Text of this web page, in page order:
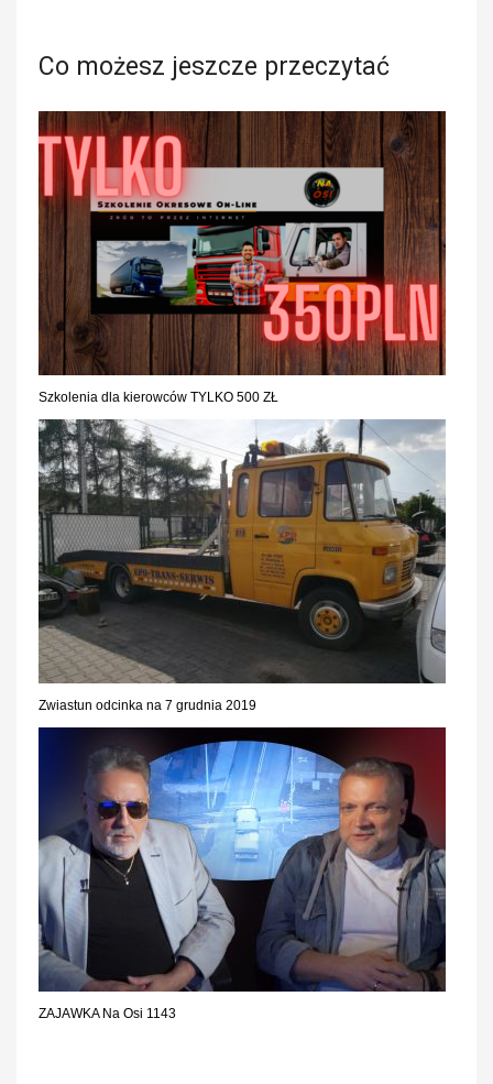
Co możesz jeszcze przeczytać
Szkolenia dla kierowców TYLKO 500 ZŁ
Zwiastun odcinka na 7 grudnia 2019
ZAJAWKA Na Osi 1143